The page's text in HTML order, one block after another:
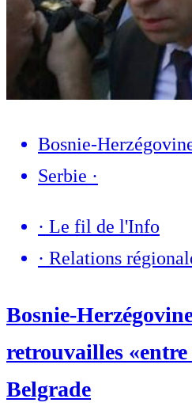
Bosnie-
Serbie ·
· Le fil de l'Info
· Relations
Bosnie-
retrouvailles «entre
Belgrade